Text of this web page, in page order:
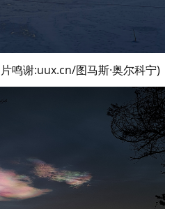
鸣谢:uux.cn/图马斯·奥尔科宁)